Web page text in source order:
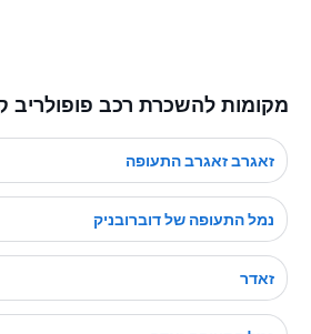
מקומות להשכרת רכב פופולריב
זאגרב זאגרב התעופה
נמל התעופה של דוברובניק
זאדר